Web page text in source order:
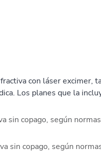
con láser excimer,
Los planes que la
sin copago, según
sin copago, según